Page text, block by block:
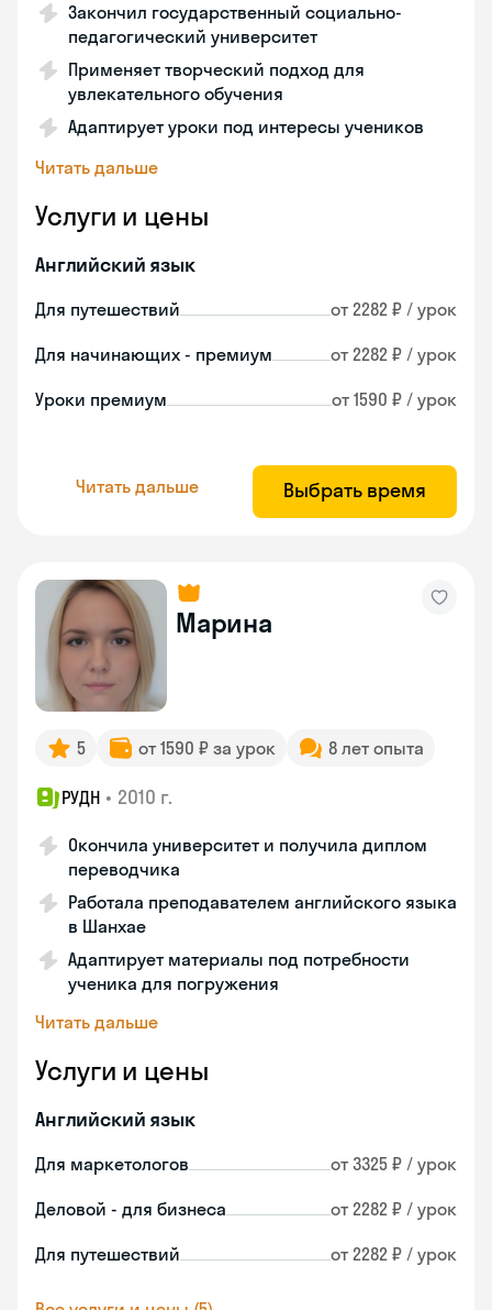
Закончил государственный социально-
педагогический университет
Применяет творческий подход для
увлекательного обучения
Адаптирует уроки под интересы учеников
Читать дальше
Услуги и цены
Английский язык
Для путешествий от 2282 ₽ / урок
Для начинающих - премиум от 2282 ₽ / урок
Уроки премиум от 1590 ₽ / урок
Читать дальше Выбрать время
Марина
5 от 1590 ₽ за урок 8 лет опыта
РУДН • 2010 г.
Окончила университет и получила диплом
переводчика
Работала преподавателем английского языка
в Шанхае
Адаптирует материалы под потребности
ученика для погружения
Читать дальше
Услуги и цены
Английский язык
Для маркетологов от 3325 ₽ / урок
Деловой - для бизнеса от 2282 ₽ / урок
Для путешествий от 2282 ₽ / урок